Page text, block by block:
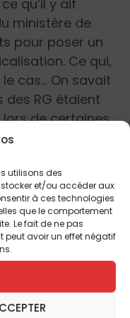
utilisons des
et/ou accéder aux
à ces technologies
que le comportement
Le fait de ne pas
peut avoir un effet négatif
qu’il y ait
ministère de
pour poser un
Ce qui,
cas… On savait
des RG étaient
lors de certaines
il ne faudrait
soucis des
liberté scolaire.
scolaire sont
comme un
mais
harmonie de
du territoire
aux élèves, ce